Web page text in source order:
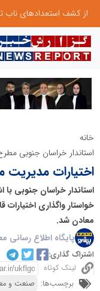
خانه
استاندار خراسان جنوبی
اختیارات مدیریت
استاندار خراسان جنوبی
خواستار واگذاری
معادن شد.
پایگاه اطلاع رسانی
اشتراک گذاری:
لینک کوتاه
برچسب‌ها: صنعت و